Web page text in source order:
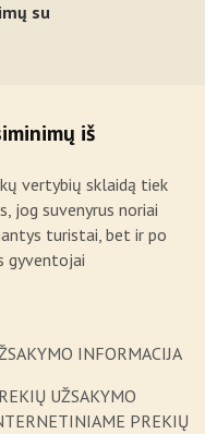
su
iš
vertybių sklaidą tiek
jog suvenyrus noriai
turistai, bet ir po
gyventojai
INFORMACIJA
UŽSAKYMO
PREKIŲ